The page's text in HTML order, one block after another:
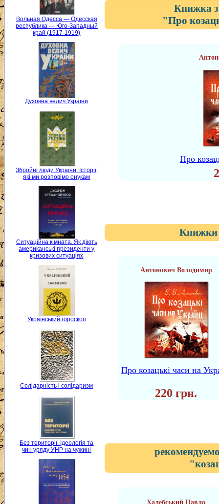
Вольная Одесса — Одесская
республика — Юго-Западный
край (1917-1919)
Духовна велич України
Збройні люди України. Історії,
які ми розповімо онукам
Ситуаційна кімната. Як діють
американські президенти у
кризових ситуаціях
Український гороскоп
Солідарність і солідаризм
Без території. Ідеологія та
чин уряду УНР на чужині
Книжка
"Про
Про
Книжки
Антонович Володимир
Про козацькі часи на
220 грн.
Халебський Павло